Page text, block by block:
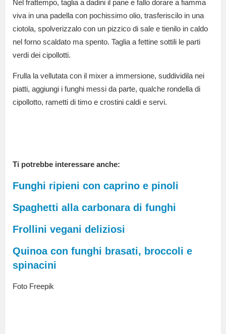
Nel frattempo, taglia a dadini il pane e fallo dorare a fiamma
viva in una padella con pochissimo olio, trasferiscilo in una
ciotola, spolverizzalo con un pizzico di sale e tienilo in caldo
nel forno scaldato ma spento. Taglia a fettine sottili le parti
verdi dei cipollotti.
Frulla la vellutata con il mixer a immersione, suddividila nei
piatti, aggiungi i funghi messi da parte, qualche rondella di
cipollotto, rametti di timo e crostini caldi e servi.
Ti potrebbe interessare anche:
Funghi ripieni con caprino e pinoli
Spaghetti alla carbonara di funghi
Frollini vegani deliziosi
Quinoa con funghi brasati, broccoli e
spinacini
Foto Freepik